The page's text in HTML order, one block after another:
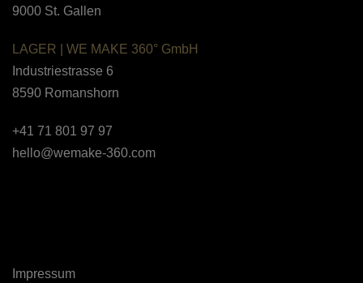
9000 St. Gallen
LAGER | WE MAKE 360° GmbH
Industriestrasse 6
8590 Romanshorn
+41 71 801 97 97
hello@wemake-360.com
Impressum